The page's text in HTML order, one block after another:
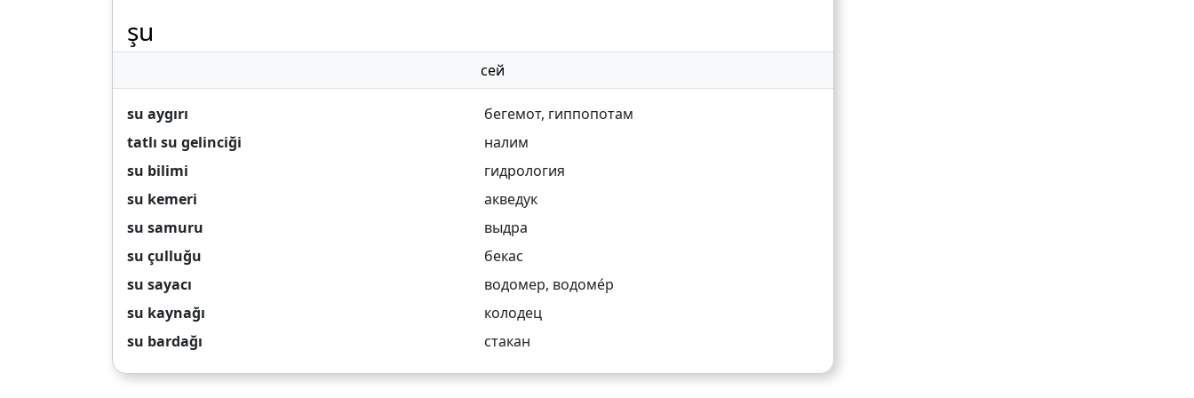
şu
сей
su aygırı бегемот, гиппопотам
tatlı su gelinciği
налим
su bilimi
гидрология
su kemeri
акведук
su samuru
выдра
su çulluğu
бекас
su sayacı
водомер, водоме́р
su kaynağı
колодец
su bardağı
стакан